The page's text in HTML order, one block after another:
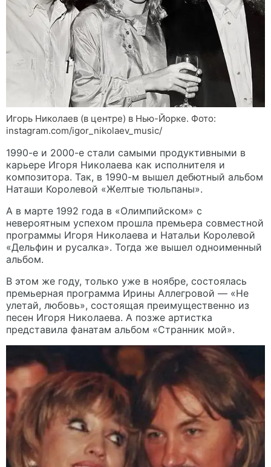
Игорь Николаев (в центре) в Нью-Йорке. Фото:
instagram.com/igor_nikolaev_music/
1990-е и 2000-е стали самыми продуктивными в
карьере Игоря Николаева как исполнителя и
композитора. Так, в 1990-м вышел дебютный альбом
Наташи Королевой «Желтые тюльпаны».
А в марте 1992 года в «Олимпийском» с
невероятным успехом прошла премьера совместной
программы Игоря Николаева и Натальи Королевой
«Дельфин и русалка». Тогда же вышел одноименный
альбом.
В этом же году, только уже в ноябре, состоялась
премьерная программа Ирины Аллегровой — «Не
улетай, любовь», состоящая преимущественно из
песен Игоря Николаева. А позже артистка
представила фанатам альбом «Странник мой».